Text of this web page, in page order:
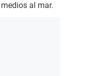
al mar.